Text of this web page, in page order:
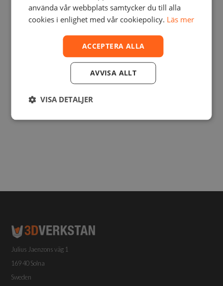
DET HÄR EVENTET HAR REDAN
VARIT. LÄS VÅRA SENASTE NYHETER
DELA DENNA NYHET
Julius Jaenzons väg 1
169 40 Solna
Sweden
använda vår webbplats samtycker du till alla
cookies i enlighet med vår cookiepolicy. Läs mer
ACCEPTERA ALLA
AVVISA ALLT
VISA DETALJER